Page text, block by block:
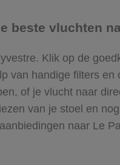
beste vluchten
Klik op de
van handige filters
of je vlucht naar
van je stoel en
naar Le